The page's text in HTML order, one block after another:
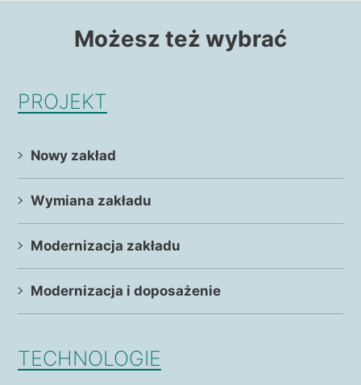
Możesz też wybrać
PROJEKT
Nowy zakład
Wymiana zakładu
Modernizacja zakładu
Modernizacja i doposażenie
TECHNOLOGIE